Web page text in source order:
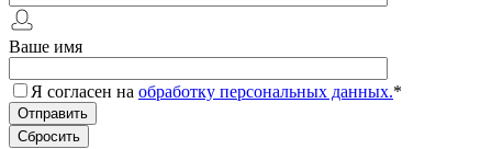
Ваше имя
Я согласен на обработку персональных данных.*